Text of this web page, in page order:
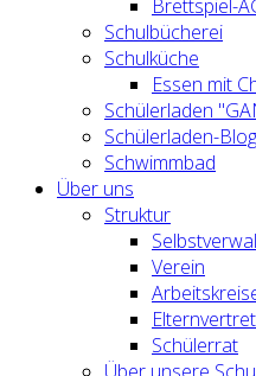
Brettspiel-
Schulbücherei
Schulküche
Essen mit
Schülerladen
Schülerladen-Blog
Schwimmbad
Über uns
Struktur
Verein
Schülerrat